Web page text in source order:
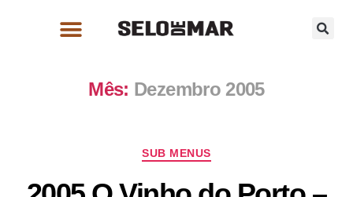
Mês: Dezembro 2005
SUB MENUS